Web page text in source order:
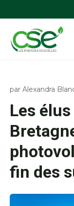
par Alexandra
Les
fin des